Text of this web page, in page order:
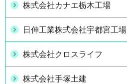
株式会社カナエ栃木工場
日伸工業株式会社宇都宮工場
株式会社クロスライフ
株式会社手塚土建